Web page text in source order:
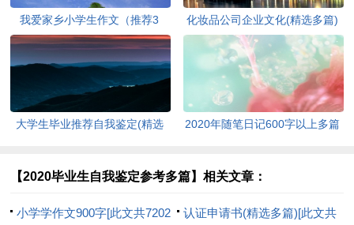
我爱家乡小学生作文（推荐3
篇）[此文共1167字]
化妆品公司企业文化(精选多篇)
[此文共6398字]
大学生毕业推荐自我鉴定(精选
2020年随笔日记600字以上多篇
【2020毕业生自我鉴定参考多篇】相关文章：
小学学作文900字[此文共7202 认证申请书(精选多篇)[此文共